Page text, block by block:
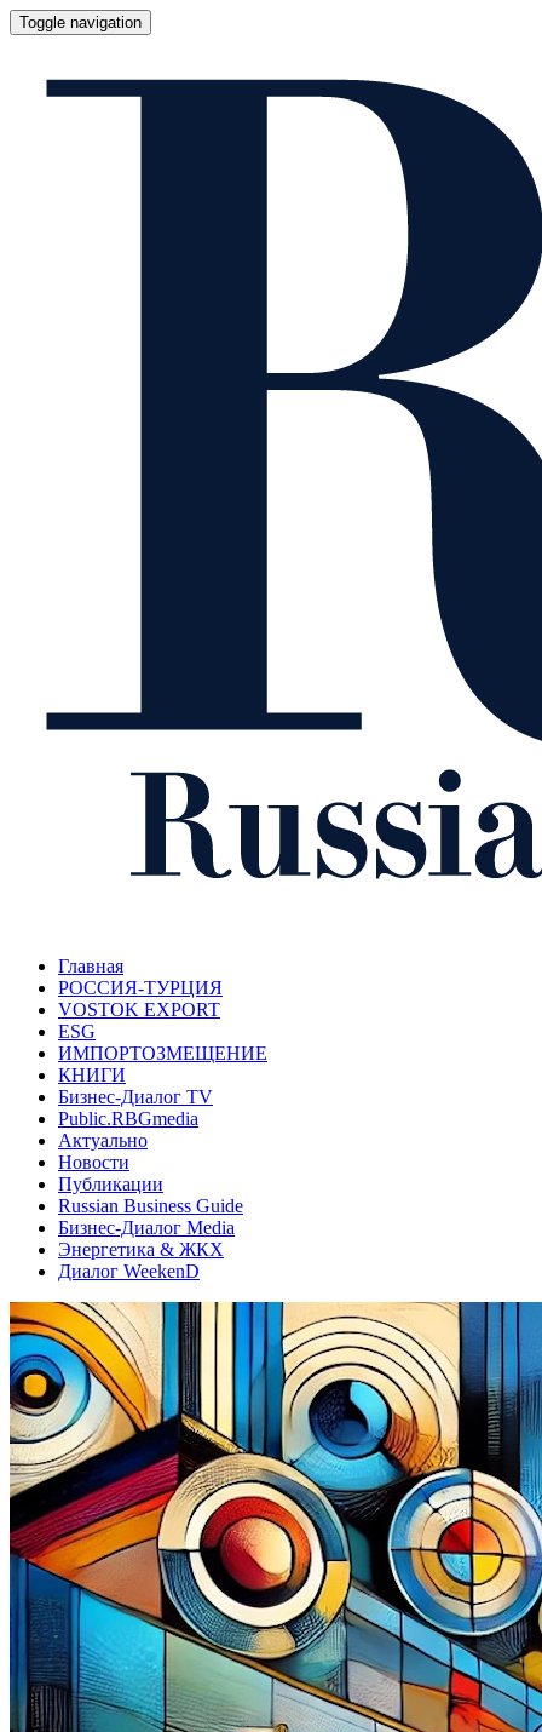
Toggle navigation
Главная
РОССИЯ-ТУРЦИЯ
VOSTOK EXPORT
ESG
ИМПОРТОЗМЕЩЕНИЕ
КНИГИ
Бизнес-Диалог TV
Public.RBGmedia
Актуально
Новости
Публикации
Russian Business Guide
Бизнес-Диалог Media
Энергетика & ЖКХ
Диалог WeekenD